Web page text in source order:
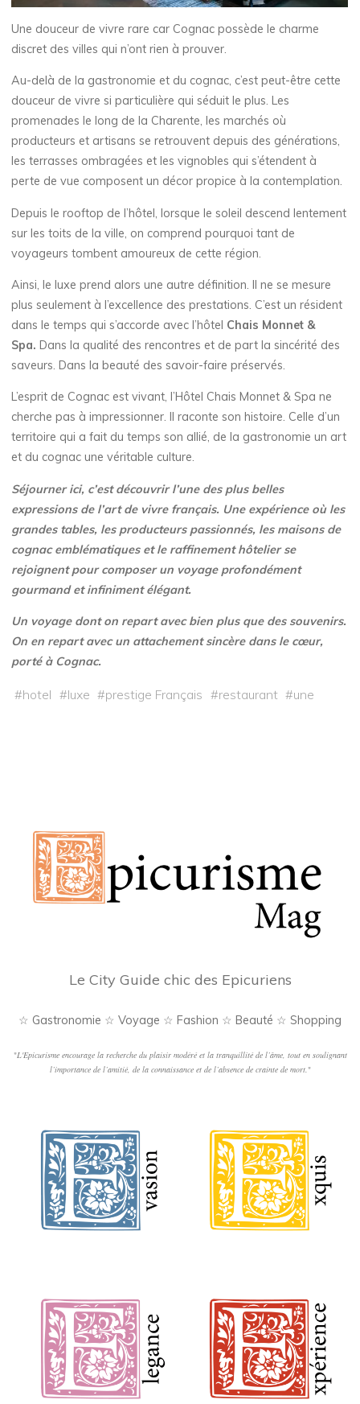
Une douceur de vivre rare car Cognac possède le charme
discret des villes qui n’ont rien à prouver.
Au-delà de la gastronomie et du cognac, c’est peut-être cette
douceur de vivre si particulière qui séduit le plus. Les
promenades le long de la Charente, les marchés où
producteurs et artisans se retrouvent depuis des générations,
les terrasses ombragées et les vignobles qui s’étendent à
perte de vue composent un décor propice à la contemplation.
Depuis le rooftop de l’hôtel, lorsque le soleil descend lentement
sur les toits de la ville, on comprend pourquoi tant de
voyageurs tombent amoureux de cette région.
Ainsi, le luxe prend alors une autre définition. Il ne se mesure
plus seulement à l’excellence des prestations. C’est un résident
dans le temps qui s’accorde avec l’hôtel Chais Monnet &
Spa.Dans la qualité des rencontres et de part la sincérité des
saveurs. Dans la beauté des savoir-faire préservés.
L’esprit de Cognac est vivant, l’Hôtel Chais Monnet & Spa ne
cherche pas à impressionner. Il raconte son histoire. Celle d’un
territoire qui a fait du temps son allié, de la gastronomie un art
et du cognac une véritable culture.
Séjourner ici, c’est découvrir l’une des plus belles
expressions de l’art de vivre français. Une expérience où les
grandes tables, les producteurs passionnés, les maisons de
cognac emblématiques et le raffinement hôtelier se
rejoignent pour composer un voyage profondément
gourmand et infiniment élégant.
Un voyage dont on repart avec bien plus que des souvenirs.
On en repart avec un attachement sincère dans le cœur,
porté à Cognac.
#hotel #luxe #prestige Français #restaurant #une
Le City Guide chic des Epicuriens
☆ Gastronomie ☆ Voyage ☆ Fashion ☆ Beauté ☆ Shopping
"L'Epicurisme encourage la recherche du plaisir modéré et la tranquillité de l’âme, tout en soulignant
l’importance de l’amitié, de la connaissance et de l’absence de crainte de mort."